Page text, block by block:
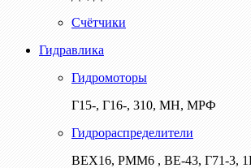
Счётчики
Гидравлика
Гидромоторы
Г15-, Г16-, 310, МН, МРФ
Гидрораспределители
ВЕХ16, РММ6 , ВЕ-43, Г71-3,